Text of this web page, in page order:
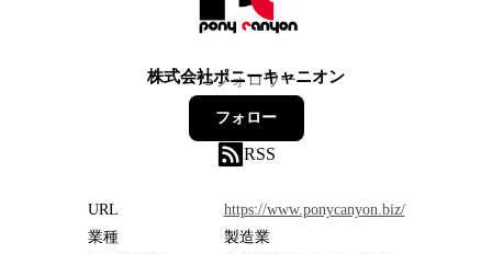
株式会社ポニーキャニオン
75フォロワー
フォロー
RSS
URL
https://www.ponycanyon.biz/
業種
製造業